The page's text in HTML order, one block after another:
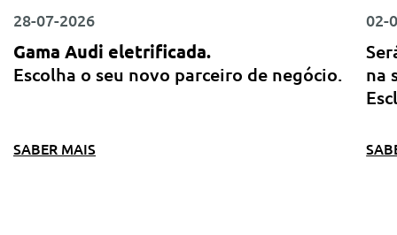
28-07-2026
Gama Audi eletrificada.
Escolha o seu novo parceiro de negócio.
SABER MAIS
02-
na